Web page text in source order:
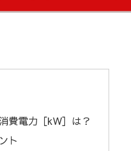
費電力［kW］は？
ト